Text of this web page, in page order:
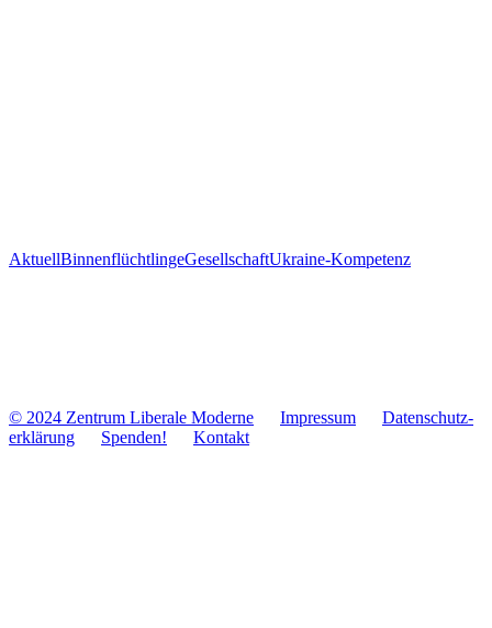
AktuellBinnenflüchtlingeGesellschaftUkraine-Kompetenz
© 2024 Zentrum Libe­rale Moderne Impres­sum
Daten­schutz­
er­klä­rung
Spenden! Kontakt